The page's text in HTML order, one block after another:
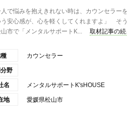
で悩みを抱えきれない時は、カウンセラー
う安心感が、心を軽くしてくれますよ」 そ
市で「メンタルサポートK...
取材記事の
カウンセラー
野
名 メンタルサポートK'sHOUSE
地 愛媛県松山市